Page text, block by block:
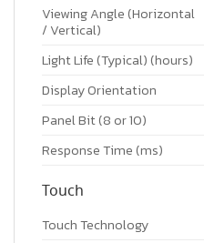
Viewing Angle (Horizontal
/ Vertical)
Light Life (Typical) (hours)
Display Orientation
Panel Bit (8 or 10)
Response Time (ms)
Touch
Touch Technology